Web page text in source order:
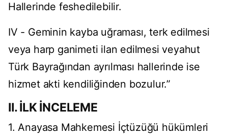
Hallerinde feshedilebilir.
IV - Geminin kayba uğraması, terk edilmesi
veya harp ganimeti ilan edilmesi veyahut
Türk Bayrağından ayrılması hallerinde ise
hizmet akti kendiliğinden bozulur.”
II. İLK İNCELEME
1. Anayasa Mahkemesi İçtüzüğü hükümleri